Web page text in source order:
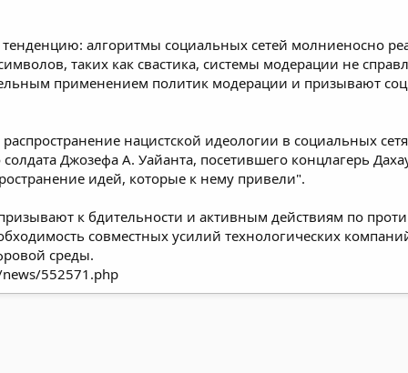
алгоритмы социальных сетей молниеносно
таких как свастика, системы модерации не
применением политик модерации и призывают
нацистской идеологии в социальных
Джозефа А. Уайанта, посетившего концлагерь
идей, которые к нему привели".
к бдительности и активным действиям по
совместных усилий технологических
среды.
552571.php